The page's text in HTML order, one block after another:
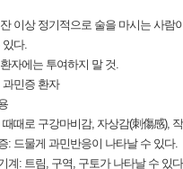
이상 정기적으로 술을 마시는 사람
있다.
자에는 투여하지 말 것.
과민증 환자
때때로 구강마비감, 자상감(刺傷感),
: 드물게 과민반응이 나타날 수 있다.
계: 트림, 구역, 구토가 나타날 수 있